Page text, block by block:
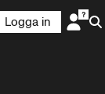
Logga in